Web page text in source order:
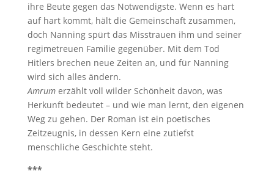
ihre Beute gegen das Notwendigste. Wenn es hart
auf hart kommt, hält die Gemeinschaft zusammen,
doch Nanning spürt das Misstrauen ihm und seiner
regimetreuen Familie gegenüber. Mit dem Tod
Hitlers brechen neue Zeiten an, und für Nanning
wird sich alles ändern.
Amrum erzählt voll wilder Schönheit davon, was
Herkunft bedeutet – und wie man lernt, den eigenen
Weg zu gehen. Der Roman ist ein poetisches
Zeitzeugnis, in dessen Kern eine zutiefst
menschliche Geschichte steht.
***